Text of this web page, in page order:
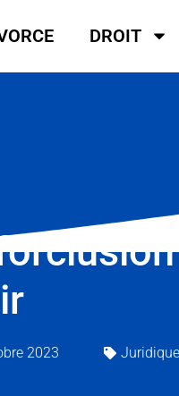
DROIT
2023 Juridique